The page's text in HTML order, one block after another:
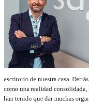
escritorio de nuestra casa.
como una realidad consolidada,
han tenido que dar muchas